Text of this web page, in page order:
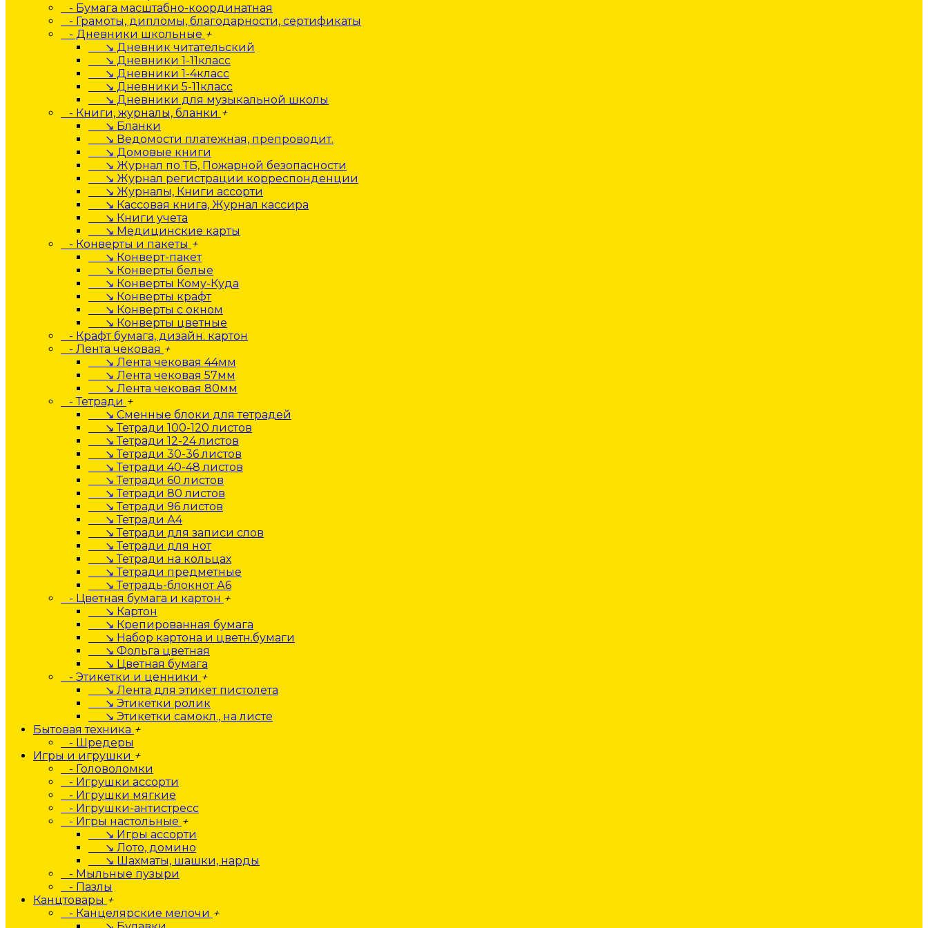
- Бумага масштабно-координатная
- Грамоты, дипломы, благодарности, сертификаты
- Дневники школьные +
↘ Дневник читательский
↘ Дневники 1-11класс
↘ Дневники 1-4класс
↘ Дневники 5-11класс
↘ Дневники для музыкальной школы
- Книги, журналы, бланки +
↘ Бланки
↘ Ведомости платежная, препроводит.
↘ Домовые книги
↘ Журнал по ТБ, Пожарной безопасности
↘ Журнал регистрации корреспонденции
↘ Журналы, Книги ассорти
↘ Кассовая книга, Журнал кассира
↘ Книги учета
↘ Медицинские карты
- Конверты и пакеты +
↘ Конверт-пакет
↘ Конверты белые
↘ Конверты Кому-Куда
↘ Конверты крафт
↘ Конверты с окном
↘ Конверты цветные
- Крафт бумага, дизайн. картон
- Лента чековая +
↘ Лента чековая 44мм
↘ Лента чековая 57мм
↘ Лента чековая 80мм
- Тетради +
↘ Сменные блоки для тетрадей
↘ Тетради 100-120 листов
↘ Тетради 12-24 листов
↘ Тетради 30-36 листов
↘ Тетради 40-48 листов
↘ Тетради 60 листов
↘ Тетради 80 листов
↘ Тетради 96 листов
↘ Тетради А4
↘ Тетради для записи слов
↘ Тетради для нот
↘ Тетради на кольцах
↘ Тетради предметные
↘ Тетрадь-блокнот А6
- Цветная бумага и картон +
↘ Картон
↘ Крепированная бумага
↘ Набор картона и цветн.бумаги
↘ Фольга цветная
↘ Цветная бумага
- Этикетки и ценники +
↘ Лента для этикет пистолета
↘ Этикетки ролик
↘ Этикетки самокл., на листе
Бытовая техника +
- Шредеры
Игры и игрушки +
- Головоломки
- Игрушки ассорти
- Игрушки мягкие
- Игрушки-антистресс
- Игры настольные +
↘ Игры ассорти
↘ Лото, домино
↘ Шахматы, шашки, нарды
- Мыльные пузыри
- Пазлы
Канцтовары +
- Канцелярские мелочи +